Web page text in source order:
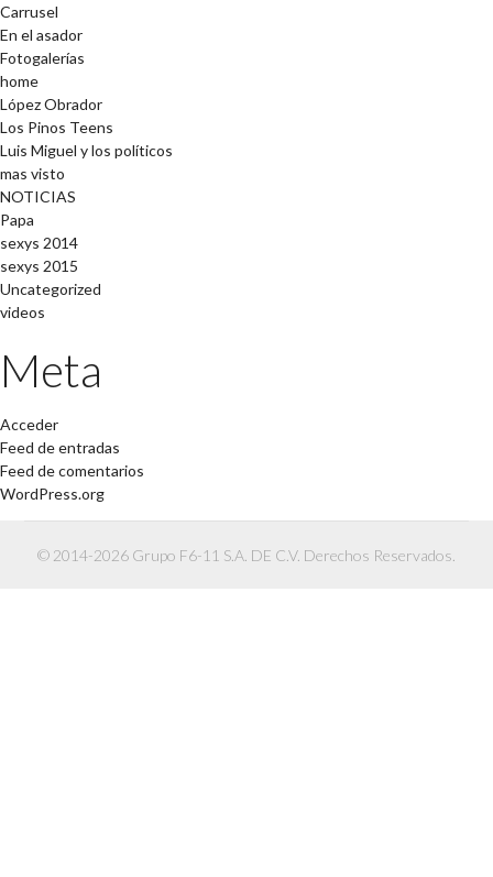
Carrusel
En el asador
Fotogalerías
home
López Obrador
Los Pinos Teens
Luis Miguel y los políticos
mas visto
NOTICIAS
Papa
sexys 2014
sexys 2015
Uncategorized
videos
Meta
Acceder
Feed de entradas
Feed de comentarios
WordPress.org
© 2014-2026 Grupo F6-11 S.A. DE C.V. Derechos Reservados.